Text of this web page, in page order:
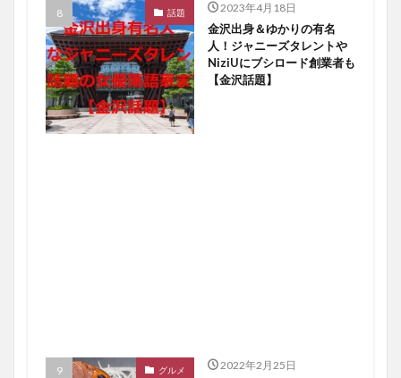
話題 2023年4月18日
金沢出身＆ゆかりの有名
人！ジャニーズタレントや
NiziUにブシロード創業者も
【金沢話題】
グルメ 2022年2月25日